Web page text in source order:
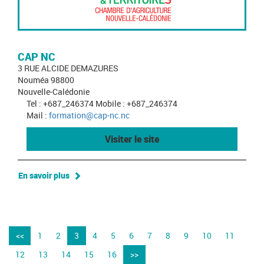
CAP NC
3 RUE ALCIDE DEMAZURES
Nouméa 98800
Nouvelle-Calédonie
Tel : +687_246374 Mobile : +687_246374
Mail : formation@cap-nc.nc
Visiter le site
En savoir plus
<< 1 2 3 4 5 6 7 8 9 10
11
12
13 14 15 16 >>